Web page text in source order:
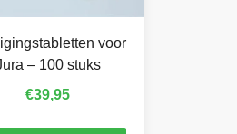
voor
– 100 stuks
€39,95